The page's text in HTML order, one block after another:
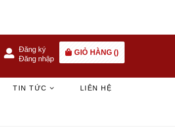
Đăng ký
Đăng nhập
GIỎ HÀNG ()
TIN TỨC LIÊN HỆ